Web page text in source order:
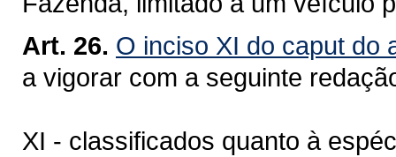
Art. 26. O inciso XI do caput do
a vigorar com a seguinte
XI - classificados quanto à